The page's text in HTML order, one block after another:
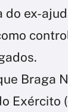
ex-
Braga
Exército